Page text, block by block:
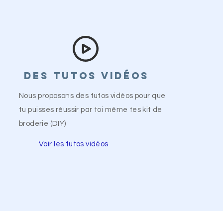
Des tutos vidéos
Nous proposons des tutos vidéos pour que
tu puisses réussir par toi même tes kit de
broderie (DIY)
Voir les tutos vidéos